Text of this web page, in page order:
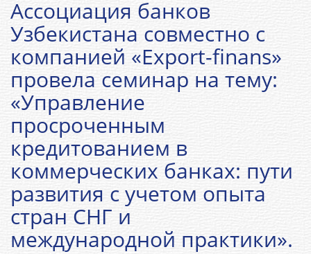
Ассоциация банков
Узбекистана совместно с
компанией «Export-finans»
провела семинар на тему:
«Управление
просроченным
кредитованием в
коммерческих банках: пути
развития с учетом опыта
стран СНГ и
международной практики».